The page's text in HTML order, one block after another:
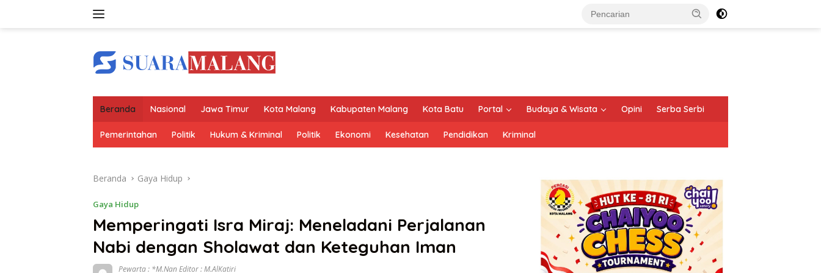
Beranda Nasional Jawa Timur Kota Malang Kabupaten Malang Kota Batu Portal Budaya & Wisata Opini Serba Serbi
Pemerintahan Politik Hukum & Kriminal Politik Ekonomi Kesehatan Pendidikan Kriminal
Beranda Gaya Hidup
Gaya Hidup
Memperingati Isra Miraj: Meneladani Perjalanan
Nabi dengan Sholawat dan Keteguhan Iman
Pewarta : *M.Nan Editor : M.AlKatiri